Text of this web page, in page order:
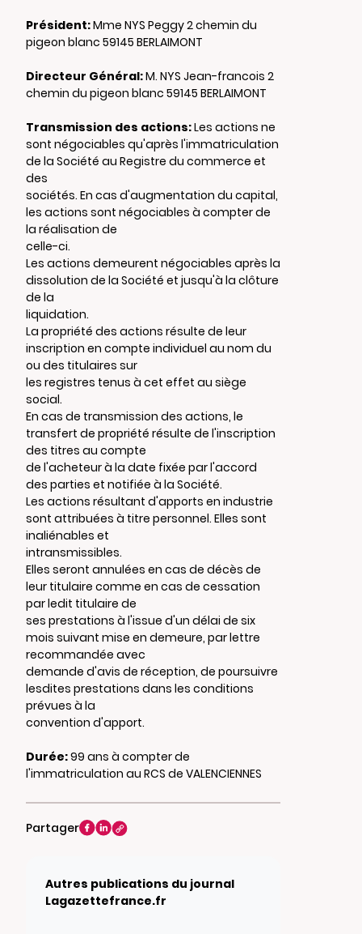
Président:Mme NYS Peggy 2 chemin du
pigeon blanc 59145 BERLAIMONT
Directeur Général:M. NYS Jean-francois 2
chemin du pigeon blanc 59145 BERLAIMONT
Transmission des actions:Les actions ne
sont négociables qu'après l'immatriculation
de la Société au Registre du commerce et
des
sociétés. En cas d'augmentation du capital,
les actions sont négociables à compter de
la réalisation de
celle-ci.
Les actions demeurent négociables après la
dissolution de la Société et jusqu'à la clôture
de la
liquidation.
La propriété des actions résulte de leur
inscription en compte individuel au nom du
ou des titulaires sur
les registres tenus à cet effet au siège
social.
En cas de transmission des actions, le
transfert de propriété résulte de l'inscription
des titres au compte
de l'acheteur à la date fixée par l'accord
des parties et notifiée à la Société.
Les actions résultant d'apports en industrie
sont attribuées à titre personnel. Elles sont
inaliénables et
intransmissibles.
Elles seront annulées en cas de décès de
leur titulaire comme en cas de cessation
par ledit titulaire de
ses prestations à l'issue d'un délai de six
mois suivant mise en demeure, par lettre
recommandée avec
demande d'avis de réception, de poursuivre
lesdites prestations dans les conditions
prévues à la
convention d'apport.
Durée:99 ans à compter de
l'immatriculation au RCS de VALENCIENNES
Partager
Autres publications du journal
Lagazettefrance.fr